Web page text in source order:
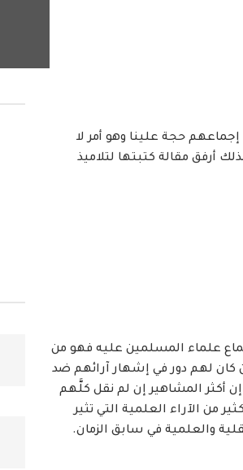
حجة علينا وهو أمر لا
أرفق مقالة كتبتها لتلاميذ
علماء المسلمين عليه فهو من
كان لهم دور في إشهار آرائهم ضد
أكثر المشاهير إن لم نقل كلَّهم
من الآراء العلمية التي تثير
والعلمية في سابق الزمان.